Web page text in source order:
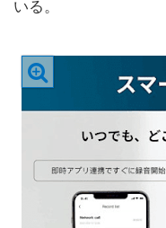
いる。